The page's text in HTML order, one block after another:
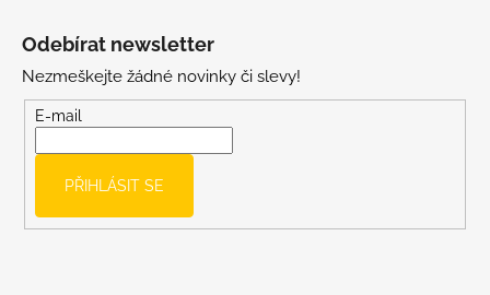
Odebírat newsletter
Nezmeškejte žádné novinky či slevy!
E-mail
PŘIHLÁSIT SE